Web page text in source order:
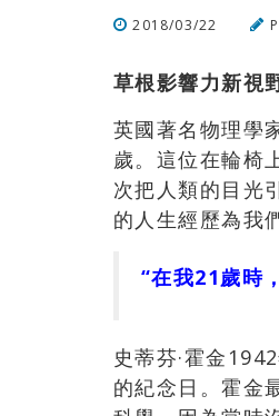
2018/03/22
草根影響力新
英國著名物理學
歲。這位在輪椅
次把人類的目光
的人生經歷為我
“在我21歲時
史蒂芬·霍金
的紀念日。霍金